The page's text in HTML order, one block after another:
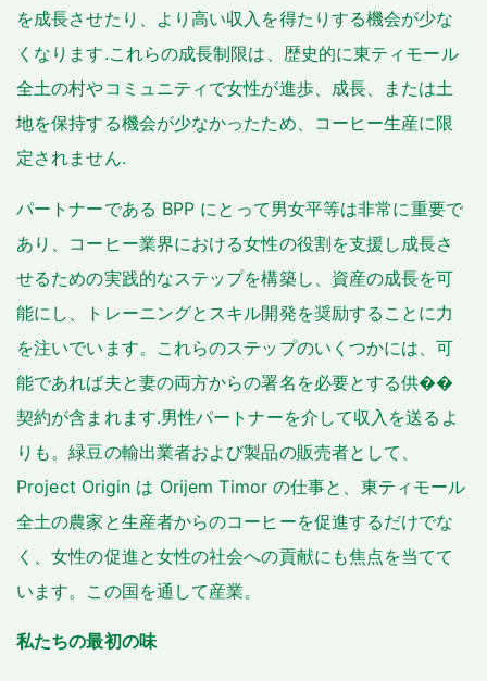
を成長させたり、より高い収入を得たりする機会が少な
くなります.これらの成長制限は、歴史的に東ティモール
全土の村やコミュニティで女性が進歩、成長、または土
地を保持する機会が少なかったため、コーヒー生産に限
定されません.
パートナーである BPP にとって男女平等は非常に重要で
あり、コーヒー業界における女性の役割を支援し成長さ
せるための実践的なステップを構築し、資産の成長を可
能にし、トレーニングとスキル開発を奨励することに力
を注いでいます。これらのステップのいくつかには、可
能であれば夫と妻の両方からの署名を必要とする供��
契約が含まれます.男性パートナーを介して収入を送るよ
りも。緑豆の輸出業者および製品の販売者として、
Project Origin は Orijem Timor の仕事と、東ティモール
全土の農家と生産者からのコーヒーを促進するだけでな
く、女性の促進と女性の社会への貢献にも焦点を当てて
います。この国を通して産業。
私たちの最初の味